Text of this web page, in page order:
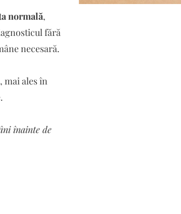
normală,
fără
necesară.
, mai ales în
înainte de